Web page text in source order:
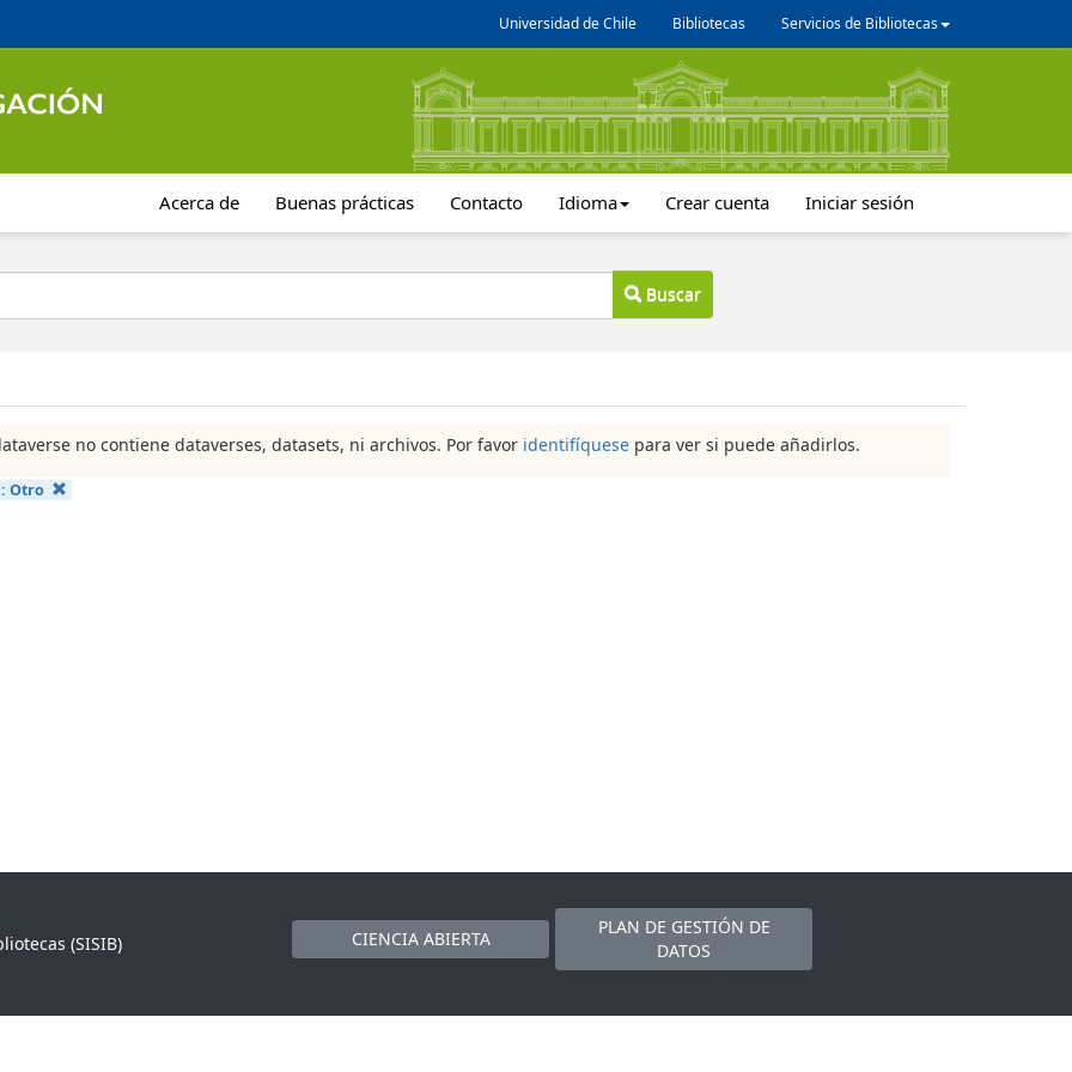
Universidad de Chile Bibliotecas Servicios de Bibliotecas
Acerca de Buenas prácticas Contacto Idioma Crear cuenta Iniciar sesión
Buscar
no contiene dataverses, datasets, ni archivos. Por favor identifíquese para ver si puede añadirlos.
Otro
(SISIB)
CIENCIA ABIERTA
PLAN DE GESTIÓN DE
DATOS